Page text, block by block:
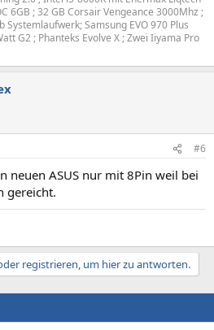
6GB ; 32 GB Corsair Vengeance 3000Mhz ;
Systemlaufwerk; Samsung EVO 970 Plus
G2 ; Phanteks Evolve X ; Zwei Iiyama Pro
#6
neuen ASUS nur mit 8Pin weil bei
gereicht.
registrieren, um hier zu antworten.